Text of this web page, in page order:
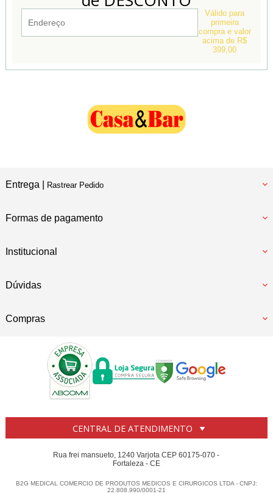
Nossa Loja Física
Válido para
primeira
compra e valor
acima de R$
399,00
Entrega | Rastrear Pedido
Formas de pagamento
Institucional
Dúvidas
Compras
CENTRAL DE ATENDIMENTO
Rua frei mansueto, 1240 Varjota CEP 60175-070 -
Fortaleza - CE
B2G MEDICAL COMERCIO DE PRODUTOS MEDICOS E CIRURGICOS LTDA - CNPJ:
22.808.990/0001-21